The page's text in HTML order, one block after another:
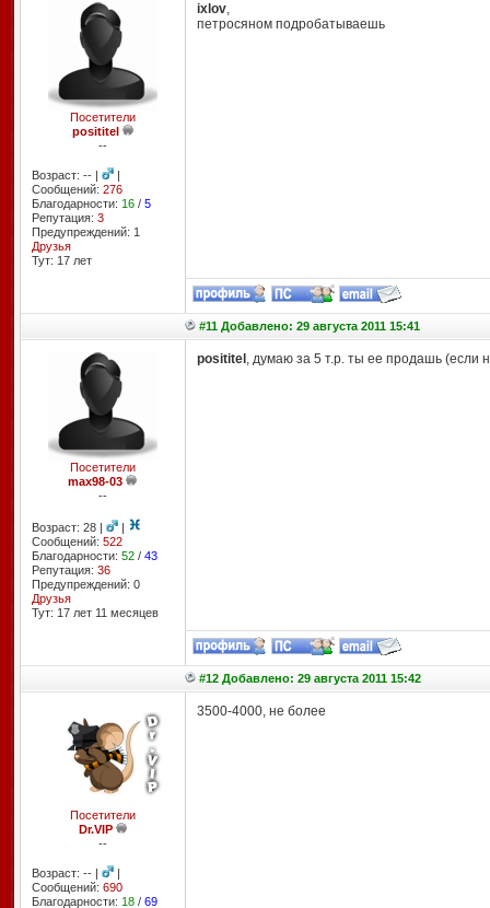
Посетители
posititel
--
Возраст: -- |
|
Сообщений: 276
Благодарности: 16/ 5
Репутация: 3
Предупреждений: 1
Друзья
Тут: 17 лет
ixlov,
петросяном подробатываешь
#11 Добавлено: 29 августа 2011 15:41
Посетители
max98-03
--
Возраст: 28 |
|
Сообщений: 522
Благодарности: 52/ 43
Репутация: 36
Предупреждений: 0
Друзья
Тут: 17 лет 11 месяцев
posititel , думаю за 5 т.р. ты ее продашь (если
#12 Добавлено: 29 августа 2011 15:42
Посетители
Dr.VIP
--
Возраст: -- |
|
Сообщений: 690
Благодарности: 18/ 69
3500-4000, не более